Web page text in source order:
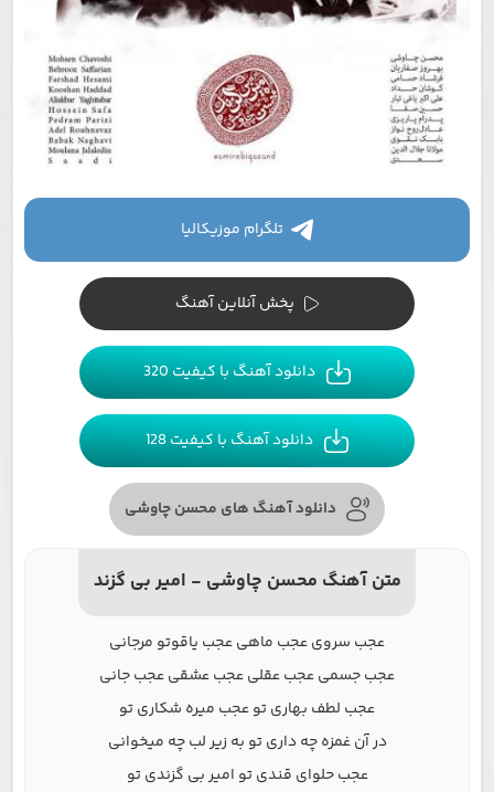
تلگرام موزیکالیا
پخش آنلاین آهنگ
دانلود آهنگ با کیفیت 320
دانلود آهنگ با کیفیت 128
دانلود آهنگ های محسن چاوشی
متن آهنگ محسن چاوشی - امیر بی گزند
عجب سروی عجب ماهی عجب یاقوتو مرجانی
عجب جسمی عجب عقلی عجب عشقی عجب جانی
عجب لطف بهاری تو عجب میره شکاری تو
در آن غمزه چه داری تو به زیر لب چه میخوانی
عجب حلوای قندی تو امیر بی گزندی تو